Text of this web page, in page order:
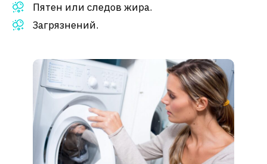
Пятен или следов жира.
Загрязнений.